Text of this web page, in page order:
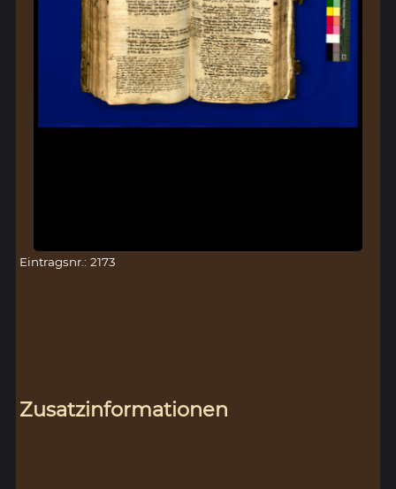
Eintragsnr.: 2173
Zusatzinformationen